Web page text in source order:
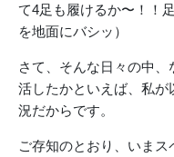
て4足も履けるか〜！！
を地面にバシッ）
さて、そんな日々の中
活したかといえば、私
況だからです。
ご存知のとおり、いま